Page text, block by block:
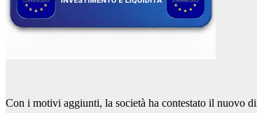
Con i motivi aggiunti, la società ha contestato il nuovo